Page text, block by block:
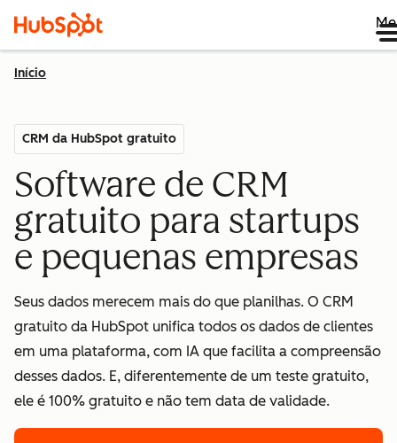
Início
CRM da HubSpot gratuito
Software de CRM
gratuito para startups
e pequenas empresas
Seus dados merecem mais do que planilhas. O CRM
gratuito da HubSpot unifica todos os dados de clientes
em uma plataforma, com IA que facilita a compreensão
desses dados. E, diferentemente de um teste gratuito,
ele é 100% gratuito e não tem data de validade.